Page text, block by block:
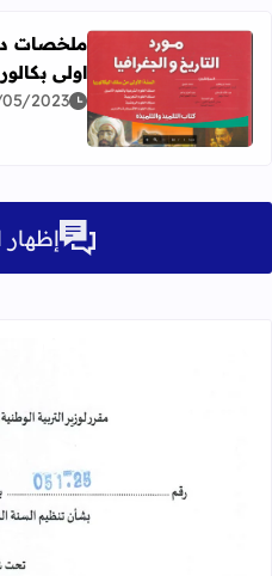
اقرأ المزيد عن
ملخصات
اولى
05/2023
إظهار